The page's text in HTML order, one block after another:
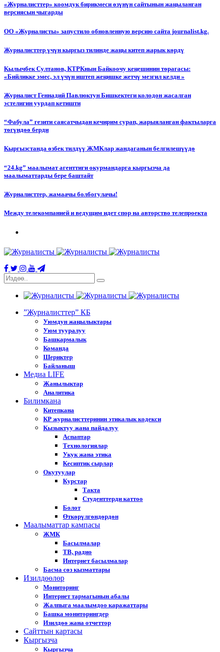
«Журналисттер» коомдук бирикмеси өзүнүн сайтынын жаңыланган
версиясын чыгарды
ОО «Журналисты» запустило обновленную версию сайта journalist.kg.
Журналисттер үчүн кыргыз тилинде жаңы китеп жарык көрдү
Кылычбек Султанов, КТРКнын Байкоочу кеңешинин төрагасы:
«Бийликке эмес, эл үчүн иштеп жеңишке жетчү мезгил келди »
Журналист Геннадий Павлюктун Бишкектеги колодон жасалган
эстелигин уурдап кетишти
“Фабула” гезити саясатчыдан кечирим сурап, жарыяланган фактыларга
төгүндөө берди
Кыргызстанда өзбек тилдүү ЖМКлар жандаганын белгилешүүдө
“24.kg” маалымат агенттиги окурмандарга кыргызча да
маалыматтарды бере баштайт
Журналисттер, жамаачы болбогулачы!
Между телекомпанией и ведущим идет спор на авторство телепроекта
”Журналисттер” КБ
Уюмдун жаңылыктары
Уюм тууралуу
Башкармалык
Команда
Шериктер
Байланыш
Медиа LIFE
Жанылыктар
Аналитика
Билимкана
Китепкана
КР журналисттеринин этикалык кодекси
Кызыктуу жана пайдалуу
Аспаптар
Технологиялар
Укук жана этика
Кесиптик сырлар
Окутуулар
Курстар
Такта
Студенттерди каттоо
Болот
Өткөрүлгөндөрдөн
Маалыматтар кампасы
ЖМК
Басылмалар
ТВ, радио
Интернет басылмалар
Басма сөз кызматтары
Изилдөөлөр
Мониторинг
Интернет тармагынын абалы
Жалпыга маалымдоо каражаттары
Башка мониторингдер
Изилдөө жана отчеттор
Cайттын картасы
Кыргызча
Кыргызча